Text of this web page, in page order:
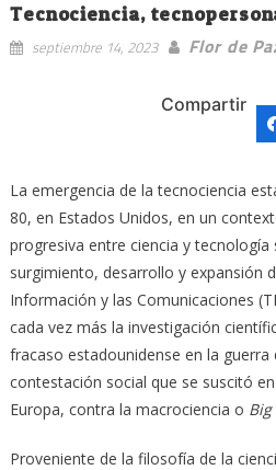
Tecnociencia,
septiembre 14, 2023 Flor de
Compartir
La emergencia de la tecnociencia
80, en Estados Unidos, en un
progresiva entre ciencia y tecnología
surgimiento, desarrollo y expansión
Información y las Comunicaciones
cada vez más la investigación
fracaso estadounidense en la guerra
contestación social que se suscitó
Europa, contra la macrociencia o Big
Proveniente de la filosofía de la